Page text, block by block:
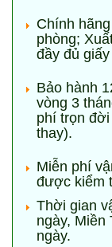
Chính
phòng;
đầy đủ
Bảo hành
vòng 3
phí trọn
thay).
Miễn phí
được kiểm
Thời gian
ngày, Miền
ngày.